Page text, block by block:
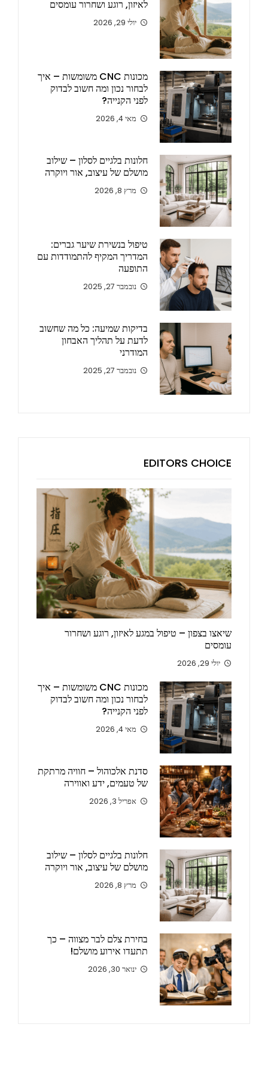
לאיזון, רוגע ושחרור עומסים
יולי 29, 2026
מכונות CNC משומשות – איך
לבחור נכון ומה חשוב לבדוק
לפני הקנייה?
מאי 4, 2026
חלונות בלגיים לסלון – שילוב
מושלם של עיצוב, אור ויוקרה
מרץ 8, 2026
טיפול בנשירת שיער גברים:
המדריך המקיף להתמודדות עם
התופעה
נובמבר 27, 2025
בדיקות שמיעה: כל מה שחשוב
לדעת על תהליך האבחון
המודרני
נובמבר 27, 2025
EDITORS CHOICE
שיאצו בצפון – טיפול במגע לאיזון, רוגע ושחרור
עומסים
יולי 29, 2026
מכונות CNC משומשות – איך
לבחור נכון ומה חשוב לבדוק
לפני הקנייה?
מאי 4, 2026
סדנת אלכוהול – חוויה מרתקת
של טעמים, ידע ואווירה
אפריל 3, 2026
חלונות בלגיים לסלון – שילוב
מושלם של עיצוב, אור ויוקרה
מרץ 8, 2026
בחירת צלם לבר מצווה – כך
תתעדו אירוע מושלם!
ינואר 30, 2026